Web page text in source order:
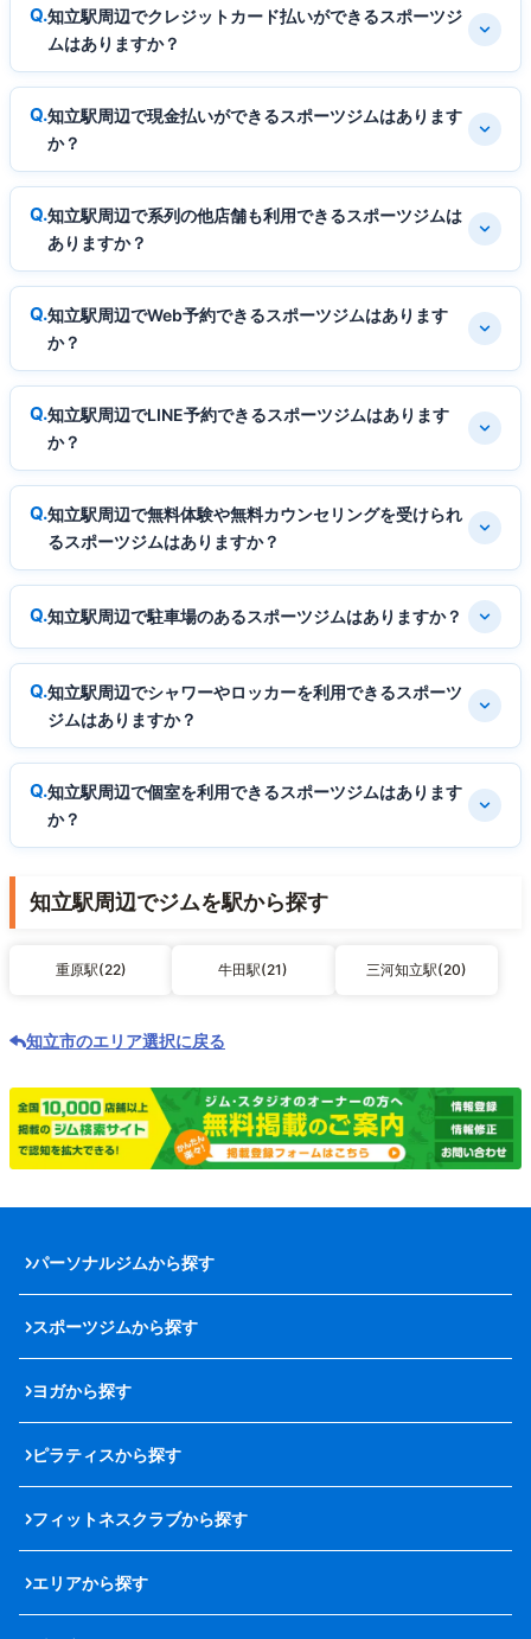
知立駅周辺でクレジットカード払いができるスポーツジ
ムはありますか？
知立駅周辺で現金払いができるスポーツジムはあります
か？
知立駅周辺で系列の他店舗も利用できるスポーツジムは
ありますか？
知立駅周辺でWeb予約できるスポーツジムはあります
か？
知立駅周辺でLINE予約できるスポーツジムはあります
か？
知立駅周辺で無料体験や無料カウンセリングを受けられ
るスポーツジムはありますか？
知立駅周辺で駐車場のあるスポーツジムはありますか？
知立駅周辺でシャワーやロッカーを利用できるスポーツ
ジムはありますか？
知立駅周辺で個室を利用できるスポーツジムはあります
か？
知立駅周辺でジムを駅から探す
重原駅(22) 牛田駅(21) 三河知立駅(20)
知立市のエリア選択に戻る
パーソナルジムから探す
スポーツジムから探す
ヨガから探す
ピラティスから探す
フィットネスクラブから探す
エリアから探す